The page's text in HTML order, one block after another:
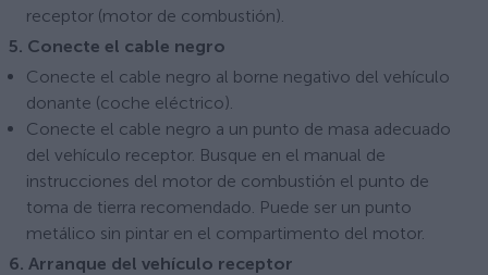
receptor (motor de combustión).
5. Conecte el cable negro
Conecte el cable negro al borne negativo del vehículo
donante (coche eléctrico).
Conecte el cable negro a un punto de masa adecuado
del vehículo receptor. Busque en el manual de
instrucciones del motor de combustión el punto de
toma de tierra recomendado. Puede ser un punto
metálico sin pintar en el compartimento del motor.
6. Arranque del vehículo receptor